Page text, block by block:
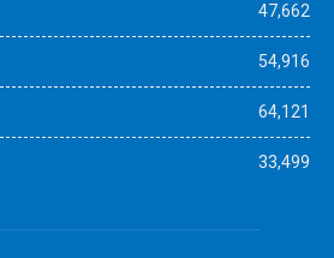
47,662
54,916
64,121
33,499